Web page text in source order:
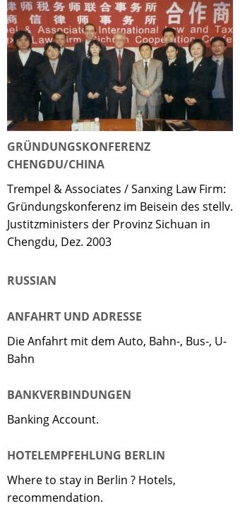
GRÜNDUNGSKONFERENZ
CHENGDU/CHINA
Trempel & Associates / Sanxing Law Firm:
Gründungskonferenz im Beisein des stellv.
Justitzministers der Provinz Sichuan in
Chengdu, Dez. 2003
RUSSIAN
ANFAHRT UND ADRESSE
Die Anfahrt mit dem Auto, Bahn-, Bus-, U-
Bahn
BANKVERBINDUNGEN
Banking Account.
HOTELEMPFEHLUNG BERLIN
Where to stay in Berlin ? Hotels,
recommendation.